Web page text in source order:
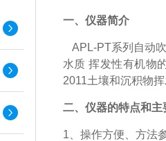
一、仪器简介
APL-PT系列 自动
水质 挥发性有机物
2011土壤和沉积物
二、仪器的特点和主
1、操作方便、 方法